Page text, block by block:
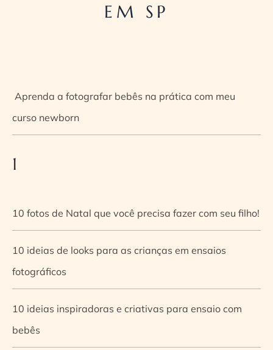
EM SP
Aprenda a fotografar bebês na prática com meu
curso newborn
1
10 fotos de Natal que você precisa fazer com seu filho!
10 ideias de looks para as crianças em ensaios
fotográficos
10 ideias inspiradoras e criativas para ensaio com
bebês